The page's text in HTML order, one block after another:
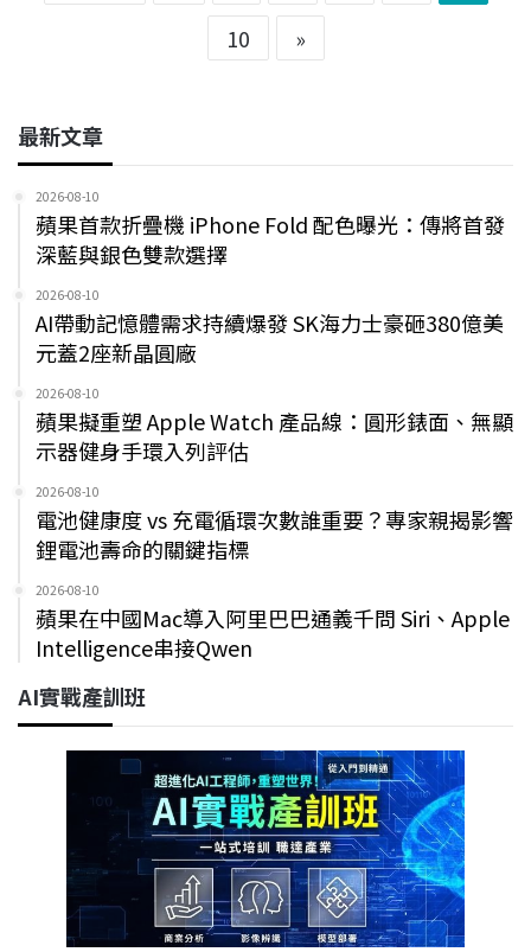
10
»
最新文章
2026-08-10
蘋果首款折疊機 iPhone Fold 配色曝光：傳將首發
深藍與銀色雙款選擇
2026-08-10
AI帶動記憶體需求持續爆發 SK海力士豪砸380億美
元蓋2座新晶圓廠
2026-08-10
蘋果擬重塑 Apple Watch 產品線：圓形錶面、無顯
示器健身手環入列評估
2026-08-10
電池健康度 vs 充電循環次數誰重要？專家親揭影響
鋰電池壽命的關鍵指標
2026-08-10
蘋果在中國Mac導入阿里巴巴通義千問 Siri、Apple
Intelligence串接Qwen
AI實戰產訓班